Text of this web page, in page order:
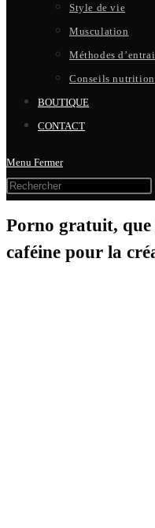
Style de vie
Musculation
Méthodes
Conseils nutrition
BOUTIQUE
CONTACT
Menu Fermer
Porno gratuit,
caféine pour la